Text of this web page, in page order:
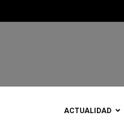
ACTUALIDAD